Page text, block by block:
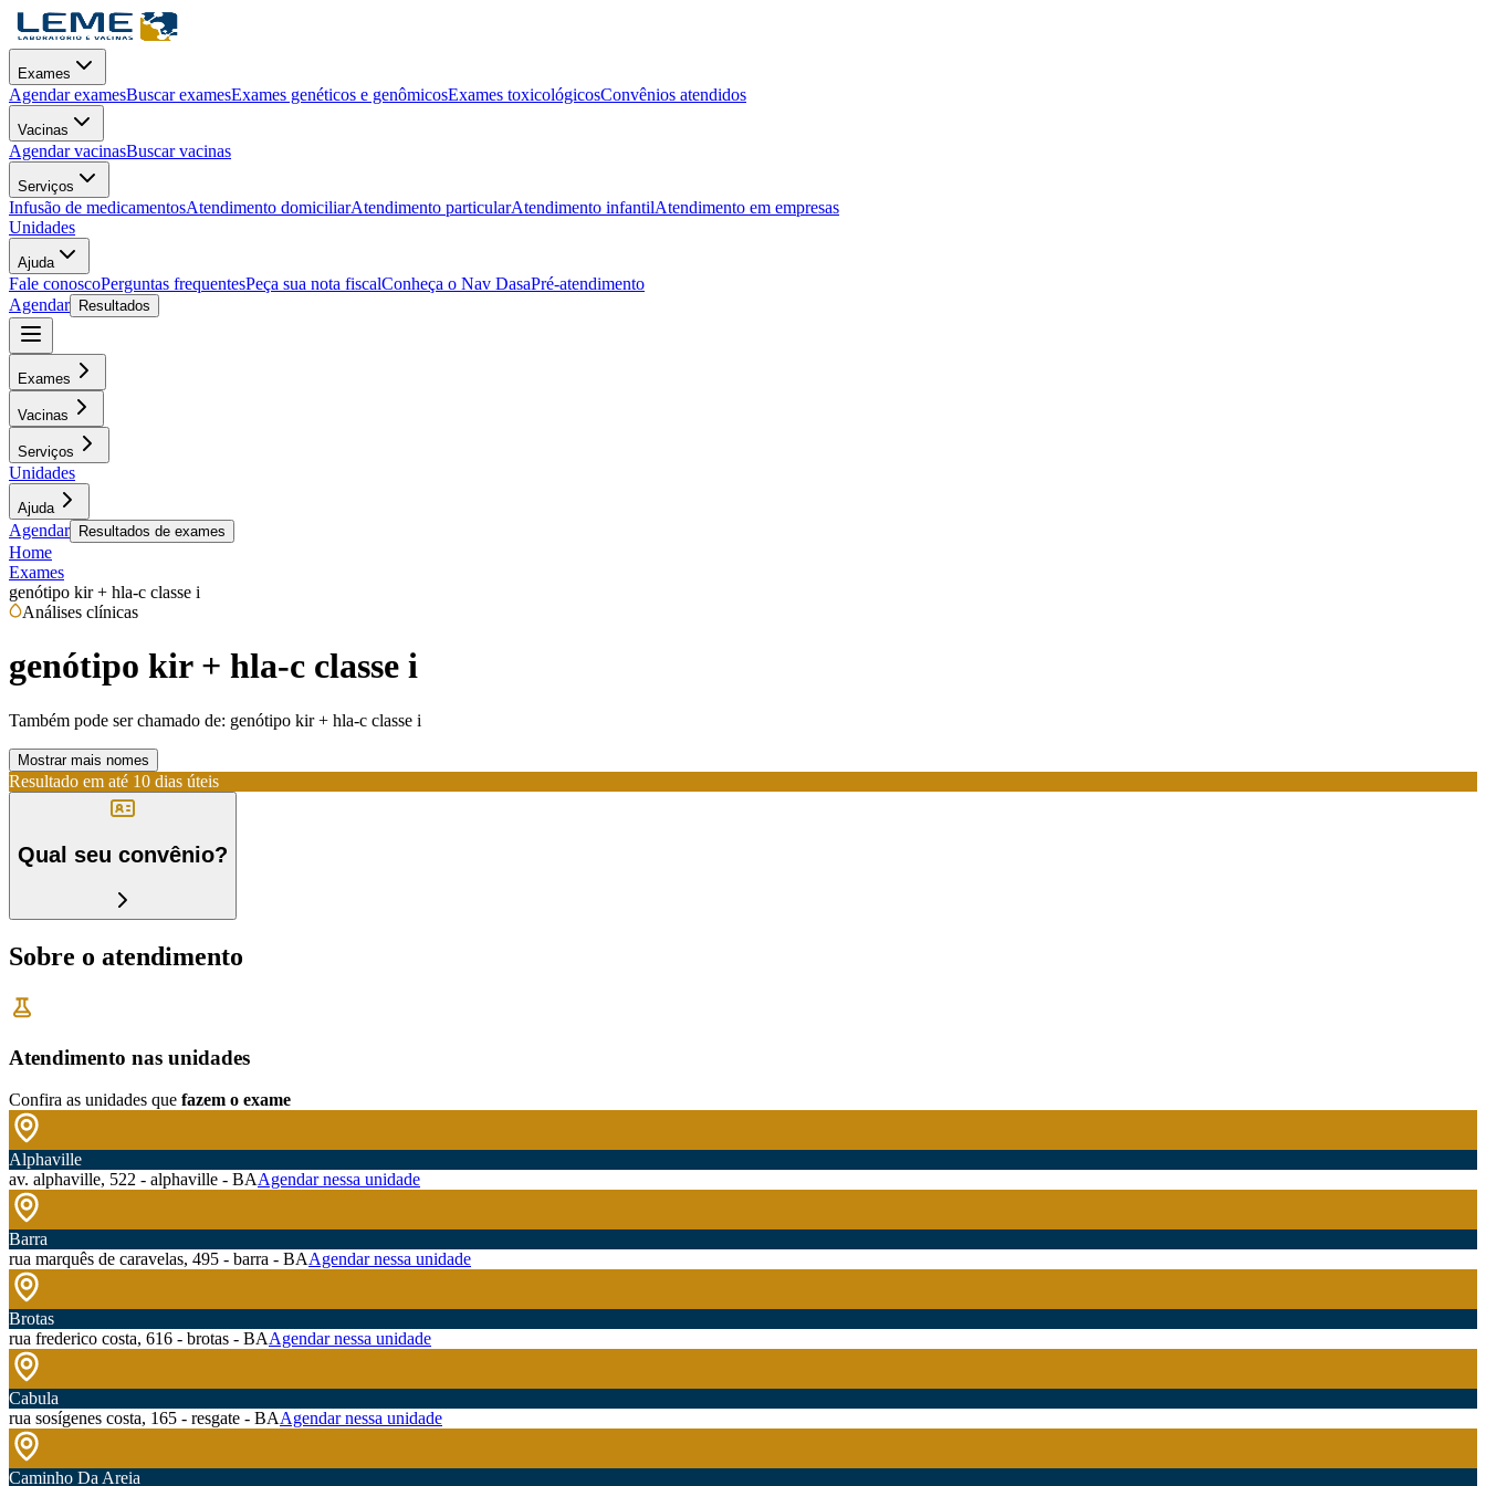
Exames
Agendar examesBuscar examesExames genéticos e genômicosExames toxicológicosConvênios atendidos
Vacinas
Agendar vacinasBuscar vacinas
Serviços
Infusão de medicamentosAtendimento domiciliarAtendimento particularAtendimento infantilAtendimento em empresas
Unidades
Ajuda
Fale conoscoPerguntas frequentesPeça sua nota fiscalConheça o Nav DasaPré-atendimento
Agendar
Resultados
Exames
Vacinas
Serviços
Unidades
Ajuda
Agendar Resultados de exames
Home
Exames
genótipo kir + hla-c classe i
Análises clínicas
genótipo kir + hla-c classe i
Também pode ser chamado de: genótipo kir + hla-c classe i
Mostrar mais nomes
Resultado em até 10 dias úteis
Qual seu convênio?
Sobre o atendimento
Atendimento nas unidades
Confira as unidades que fazem o exame
Alphaville
av. alphaville, 522 - alphaville - BAAgendar nessa unidade
Barra
rua marquês de caravelas, 495 - barra - BAAgendar nessa unidade
Brotas
rua frederico costa, 616 - brotas - BAAgendar nessa unidade
Cabula
rua sosígenes costa, 165 - resgate - BAAgendar nessa unidade
Caminho Da Areia